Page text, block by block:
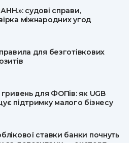
судові справи,
міжнародних угод
для безготівкових
для ФОПів: як UGB
підтримку малого бізнесу
ставки банки почнуть